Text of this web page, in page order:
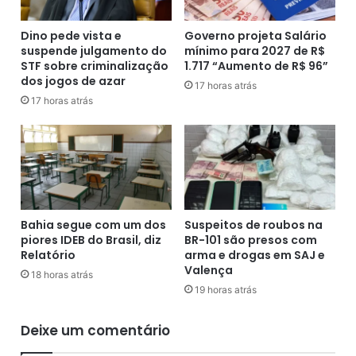
ã
o
d
i
s
p
t
a
r
o
2
t
u
m
V
t
o
p
r
e
f
i
t
o
d
e
M
u
r
i
a
c
Dino pede vista e
suspende julgamento do
STF sobre criminalização
dos jogos de azar
17 horas atrás
Governo projeta Salário
mínimo para 2027 de R$
1.717 “Aumento de R$ 96”
17 horas atrás
Bahia segue com um dos
piores IDEB do Brasil, diz
Relatório
18 horas atrás
Suspeitos de roubos na
BR-101 são presos com
arma e drogas em SAJ e
Valença
19 horas atrás
Deixe um comentário